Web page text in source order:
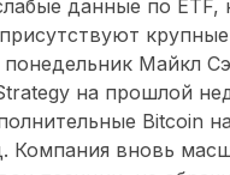
данные по ETF,
крупные
понедельник Майкл
на прошлой
Bitcoin
Компания вновь